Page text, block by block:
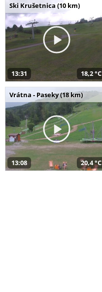
Ski Krušetnica (10 km)
13:31 18,2 °C
Vrátna - Paseky (18 km)
13:08 20,4 °C